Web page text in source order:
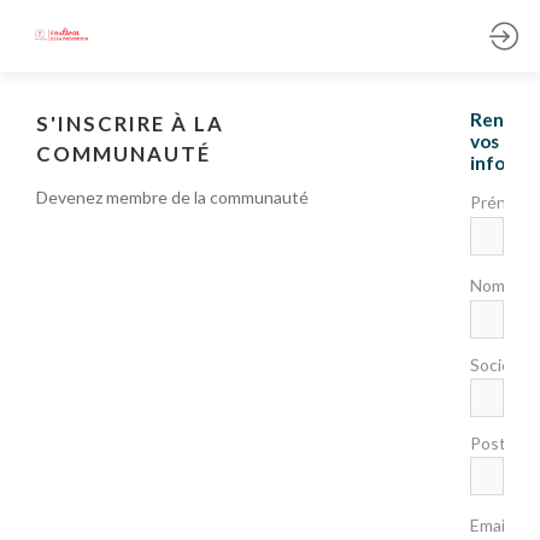
S'INSCRIRE À LA
COMMUNAUTÉ
Devenez membre de la communauté
vos
Prénom
Nom
Société
Poste
Email